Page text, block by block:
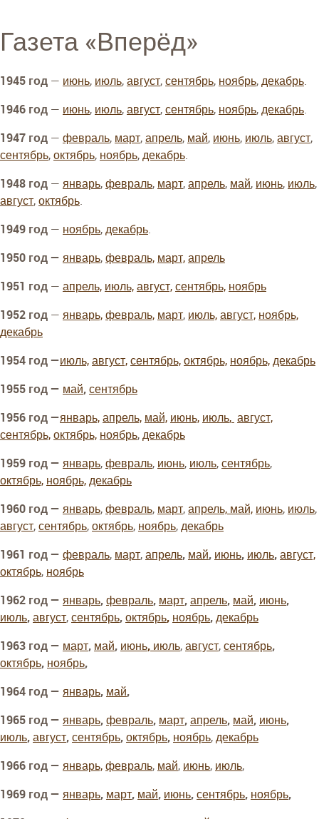
Газета «Вперёд»
1945 год — июнь, июль, август, сентябрь, ноябрь, декабрь.
1946 год — июнь, июль, август, сентябрь, ноябрь, декабрь.
1947 год — февраль, март, апрель, май, июнь, июль, август,
сентябрь, октябрь, ноябрь, декабрь.
1948 год — январь, февраль, март, апрель, май, июнь, июль,
август, октябрь.
1949 год — ноябрь, декабрь.
1950 год — январь, февраль, март, апрель
1951 год — апрель, июль, август, сентябрь, ноябрь
1952 год — январь, февраль, март, июль, август, ноябрь,
декабрь
1954 год —июль, август, сентябрь, октябрь, ноябрь, декабрь
1955 год — май, сентябрь
1956 год —январь, апрель, май, июнь, июль, август,
сентябрь, октябрь, ноябрь, декабрь
1959 год — январь, февраль, июнь, июль, сентябрь,
октябрь, ноябрь, декабрь
1960 год — январь, февраль, март, апрель, май, июнь, июль,
август, сентябрь, октябрь, ноябрь, декабрь
1961 год — февраль, март, апрель, май, июнь, июль, август,
октябрь, ноябрь
1962 год — январь, февраль, март, апрель, май, июнь,
июль, август, сентябрь, октябрь, ноябрь, декабрь
1963 год — март, май, июнь, июль, август, сентябрь,
октябрь, ноябрь,
1964 год — январь, май,
1965 год — январь, февраль, март, апрель, май, июнь,
июль, август, сентябрь, октябрь, ноябрь, декабрь
1966 год — январь, февраль, май, июнь, июль,
1969 год — январь, март, май, июнь, сентябрь, ноябрь,